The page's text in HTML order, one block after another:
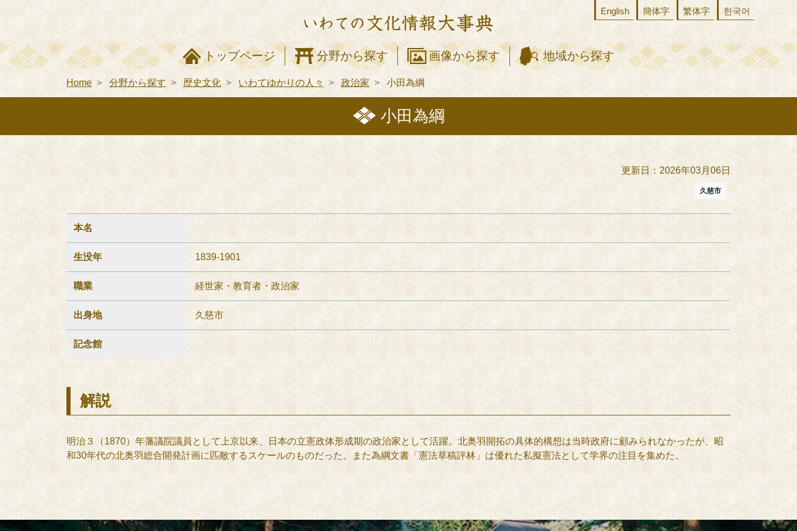
English 簡体字 繁体字 한국어
トップページ 分野から探す 画像から探す 地域から探す
Home 分野から探す 歴史文化 いわてゆかりの人々 政治家 小田為綱
小田為綱
更新日：2026年03月06日
久慈市
本名
生没年 1839-1901
職業 経世家・教育者・政治家
出身地 久慈市
記念館
解説
明治３（1870）年藩議院議員として上京以来、日本の立憲政体形成期の政治家として活躍。北奥羽開拓の具体的構想は当時政府に顧みられなかったが、昭
和30年代の北奥羽総合開発計画に匹敵するスケールのものだった。また為綱文書「憲法草稿評林」は優れた私擬憲法として学界の注目を集めた。